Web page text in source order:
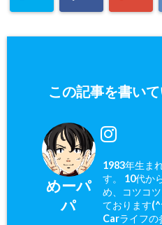
この記事を書い
めーパ
パ
1983年生
す。 10代か
め、コツコ
ております
Carライフの